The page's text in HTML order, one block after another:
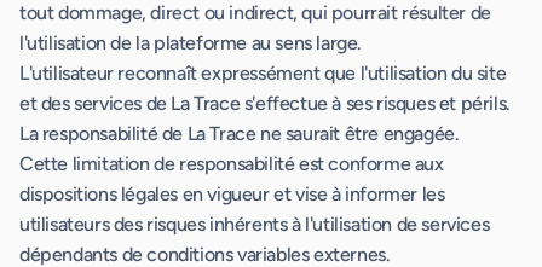
tout dommage, direct ou indirect, qui pourrait résulter de
l'utilisation de la plateforme au sens large.
L'utilisateur reconnaît expressément que l'utilisation du site
et des services de La Trace s'effectue à ses risques et périls.
La responsabilité de La Trace ne saurait être engagée.
Cette limitation de responsabilité est conforme aux
dispositions légales en vigueur et vise à informer les
utilisateurs des risques inhérents à l'utilisation de services
dépendants de conditions variables externes.